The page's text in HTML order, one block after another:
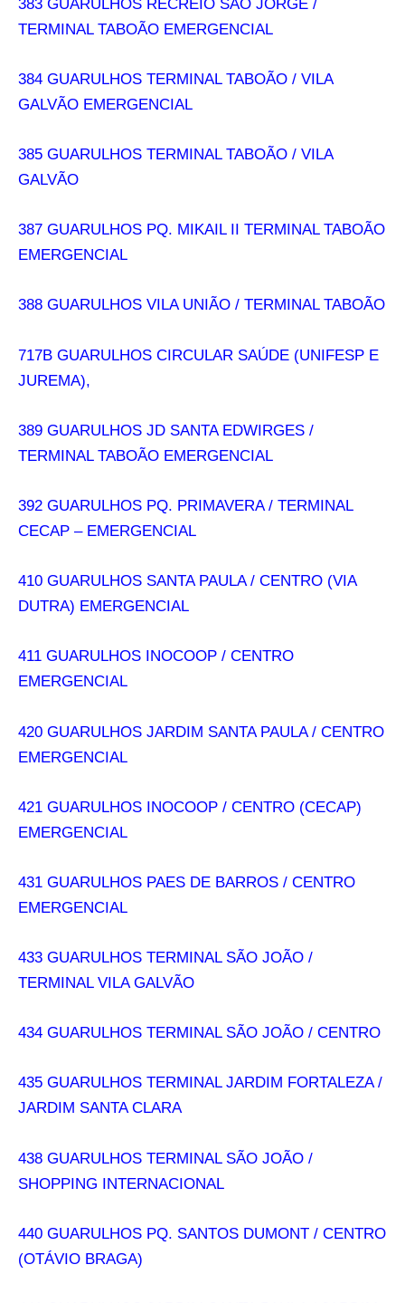
383 GUARULHOS RECREIO SÃO JORGE /
TERMINAL TABOÃO EMERGENCIAL
384 GUARULHOS TERMINAL TABOÃO / VILA
GALVÃO EMERGENCIAL
385 GUARULHOS TERMINAL TABOÃO / VILA
GALVÃO
387 GUARULHOS PQ. MIKAIL II TERMINAL TABOÃO
EMERGENCIAL
388 GUARULHOS VILA UNIÃO / TERMINAL TABOÃO
717B GUARULHOS CIRCULAR SAÚDE (UNIFESP E
JUREMA),
389 GUARULHOS JD SANTA EDWIRGES /
TERMINAL TABOÃO EMERGENCIAL
392 GUARULHOS PQ. PRIMAVERA / TERMINAL
CECAP – EMERGENCIAL
410 GUARULHOS SANTA PAULA / CENTRO (VIA
DUTRA) EMERGENCIAL
411 GUARULHOS INOCOOP / CENTRO
EMERGENCIAL
420 GUARULHOS JARDIM SANTA PAULA / CENTRO
EMERGENCIAL
421 GUARULHOS INOCOOP / CENTRO (CECAP)
EMERGENCIAL
431 GUARULHOS PAES DE BARROS / CENTRO
EMERGENCIAL
433 GUARULHOS TERMINAL SÃO JOÃO /
TERMINAL VILA GALVÃO
434 GUARULHOS TERMINAL SÃO JOÃO / CENTRO
435 GUARULHOS TERMINAL JARDIM FORTALEZA /
JARDIM SANTA CLARA
438 GUARULHOS TERMINAL SÃO JOÃO /
SHOPPING INTERNACIONAL
440 GUARULHOS PQ. SANTOS DUMONT / CENTRO
(OTÁVIO BRAGA)